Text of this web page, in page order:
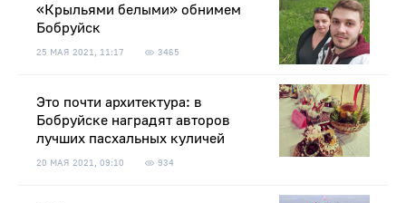
«Крыльями белыми» обнимем
Бобруйск
25 МАЯ 2021, 11:17 3465
Это почти архитектура: в
Бобруйске наградят авторов
лучших пасхальных куличей
20 МАЯ 2021, 09:10 934